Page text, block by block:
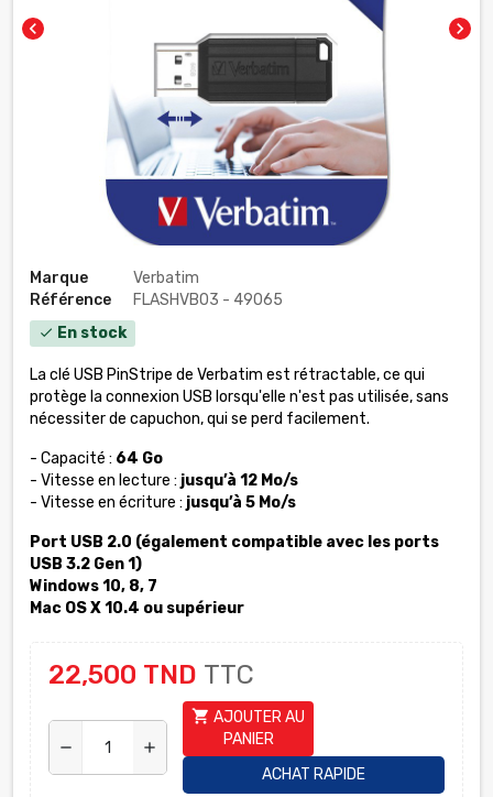
chevron_left chevron_right
Marque
Verbatim
Référence
FLASHVB03 - 49065
check En stock
La clé USB PinStripe de Verbatim est rétractable, ce qui
protège la connexion USB lorsqu'elle n'est pas utilisée, sans
nécessiter de capuchon, qui se perd facilement.
- Capacité : 64 Go
- Vitesse en lecture : jusqu’à 12 Mo/s
- Vitesse en écriture : jusqu’à 5 Mo/s
Port USB 2.0 (également compatible avec les ports
USB 3.2 Gen 1)
Windows 10, 8, 7
Mac OS X 10.4 ou supérieur
22,500 TND TTC
remove add
shopping_cart AJOUTER AU
PANIER
ACHAT RAPIDE